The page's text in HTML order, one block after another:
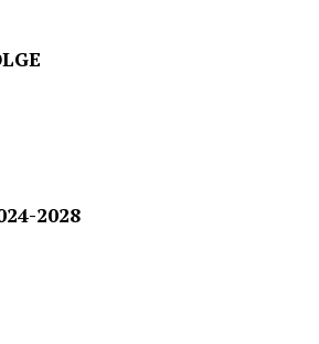
2028